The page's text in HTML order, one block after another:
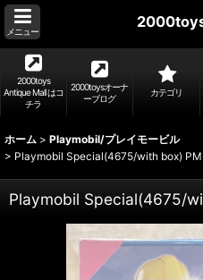
メニュー
2000toys
Antique Mall はコ
チラ
2000toysオーナ
ーブログ
カテゴリ
ホーム > Playmobil/プレイモービル
> Playmobil Special(4675/with box)
Playmobil Special(4675/